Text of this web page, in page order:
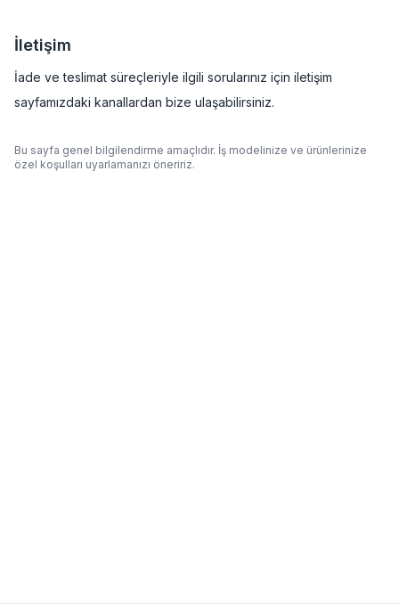
İletişim
İade ve teslimat süreçleriyle ilgili sorularınız için iletişim
sayfamızdaki kanallardan bize ulaşabilirsiniz.
Bu sayfa genel bilgilendirme amaçlıdır. İş modelinize ve ürünlerinize
özel koşulları uyarlamanızı öneririz.